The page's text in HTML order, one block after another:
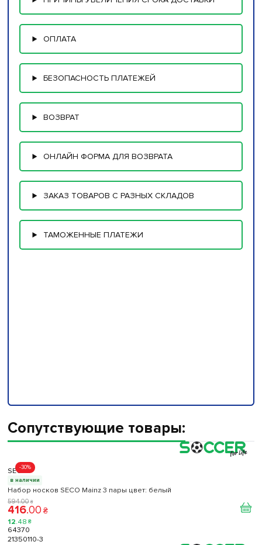
ОПЛАТА
БЕЗОПАСНОСТЬ ПЛАТЕЖЕЙ
ВОЗВРАТ
ОНЛАЙН ФОРМА ДЛЯ ВОЗВРАТА
ЗАКАЗ ТОВАРОВ С РАЗНЫХ СКЛАДОВ
ТАМОЖЕННЫЕ ПЛАТЕЖИ
Сопутствующие товары:
-30%
SECO
в наличии
Набор носков SECO Mainz 3 пары цвет: белый
594.00 ₴
416.00 ₴
12.48 ₴
64370
21350110-3